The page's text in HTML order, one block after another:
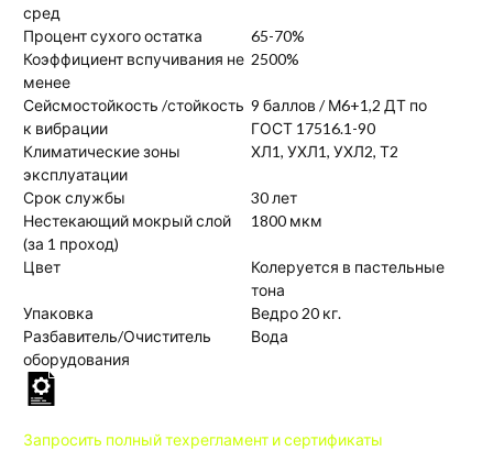
сред
Процент сухого остатка
65-70%
Коэффициент вспучивания не
менее
2500%
Сейсмостойкость /стойкость
к вибрации
9 баллов / М6+1,2 ДТ по
ГОСТ 17516.1-90
Климатические зоны
эксплуатации
ХЛ1, УХЛ1, УХЛ2, Т2
Срок службы
30 лет
Нестекающий мокрый слой
(за 1 проход)
1800 мкм
Цвет
Колеруется в пастельные
тона
Упаковка
Ведро 20 кг.
Разбавитель/Очиститель
оборудования
Вода
Запросить полный техрегламент и сертификаты